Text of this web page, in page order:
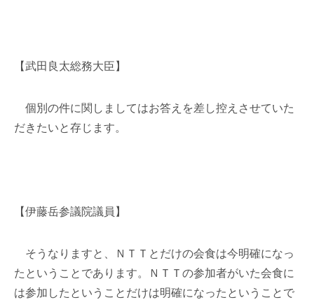
【武田良太総務大臣】
個別の件に関しましてはお答えを差し控えさせていた
だきたいと存じます。
【伊藤岳参議院議員】
そうなりますと、ＮＴＴとだけの会食は今明確になっ
たということであります。ＮＴＴの参加者がいた会食に
は参加したということだけは明確になったということで